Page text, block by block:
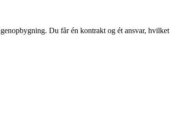
Du får én kontrakt og ét ansvar, hvilket